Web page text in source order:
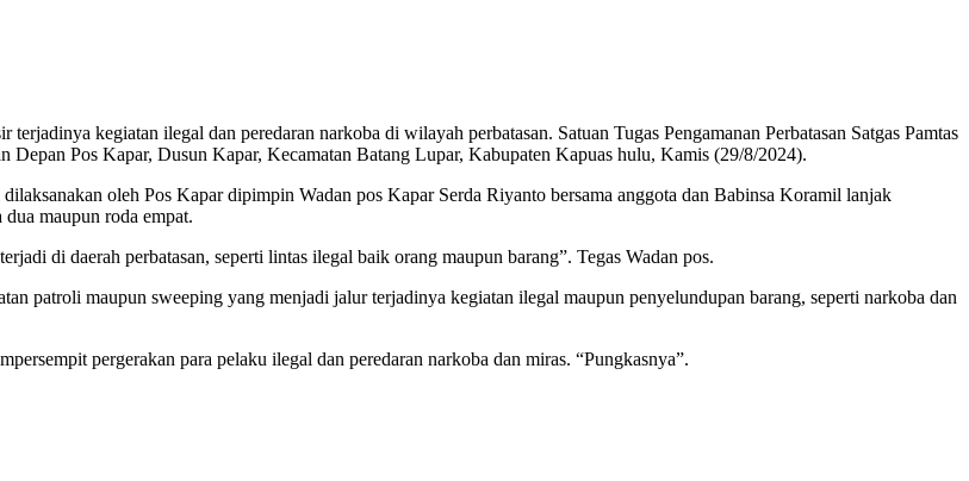
kegiatan ilegal dan peredaran narkoba di wilayah perbatasan. Satuan Tugas Pengamanan Perbatasan Satgas Pamtas
Pos Kapar, Dusun Kapar, Kecamatan Batang Lupar, Kabupaten Kapuas hulu, Kamis (29/8/2024).
oleh Pos Kapar dipimpin Wadan pos Kapar Serda Riyanto bersama anggota dan Babinsa Koramil lanjak
maupun roda empat.
di daerah perbatasan, seperti lintas ilegal baik orang maupun barang”. Tegas Wadan pos.
patroli maupun sweeping yang menjadi jalur terjadinya kegiatan ilegal maupun penyelundupan barang, seperti narkoba dan
pergerakan para pelaku ilegal dan peredaran narkoba dan miras. “Pungkasnya”.